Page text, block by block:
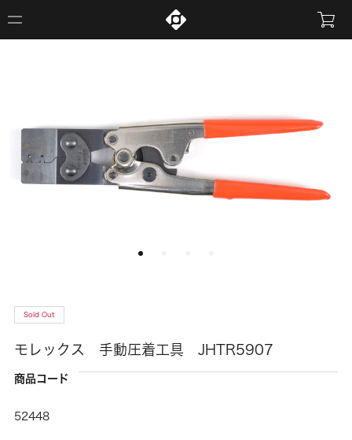
Sold Out
モレックス 手動圧着工具 JHTR5907
商品コード
52448